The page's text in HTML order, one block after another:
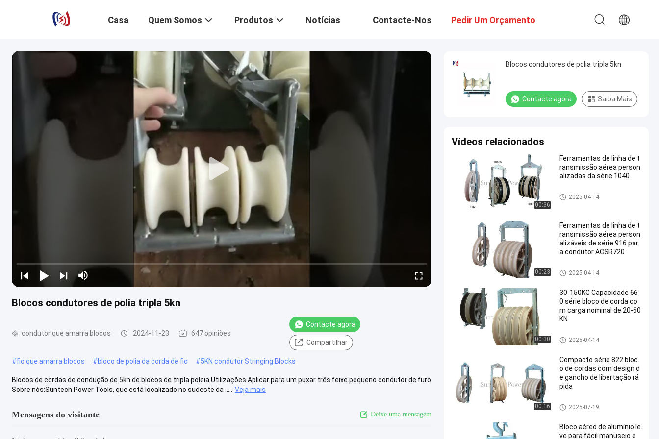
Casa Quem Somos Produtos Notícias Contacte-Nos Pedir Um Orçamento
Blocos condutores de polia tripla 5kn
condutor que amarra blocos 2024-11-23 647 opiniões
Contacte agora
Compartilhar
#fio que amarra blocos #bloco de polia da corda de fio #5KN condutor Stringing Blocks
Blocos de cordas de condução de 5kn de blocos de tripla poleia Utilizações Aplicar para um puxar três feixe pequeno condutor de furo
Sobre nós:Suntech Power Tools, que está localizado no sudeste da .....
Veja mais
Mensagens do visitante Deixe uma mensagem
Blocos condutores de polia tripla 5kn
Contacte agora Saiba Mais
Vídeos relacionados
00:36
Ferramentas de linha de t
ransmissão aérea person
alizadas da série 1040
condutor que amarra blocos
2025-04-14
00:23
Ferramentas de linha de t
ransmissão aérea person
alizáveis de série 916 par
a condutor ACSR720
condutor que amarra blocos
2025-04-14
00:30
30-150KG Capacidade 66
0 série bloco de corda co
m carga nominal de 20-60
KN
condutor que amarra blocos
2025-04-14
00:16
Compacto série 822 bloc
o de cordas com design d
e gancho de libertação rá
pida
condutor que amarra blocos
2025-07-19
Bloco aéreo de alumínio le
ve para fácil manuseio e